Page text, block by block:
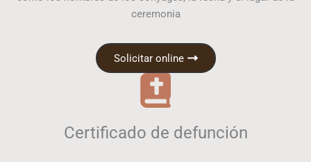
ceremonia
Solicitar online
Certificado de defunción